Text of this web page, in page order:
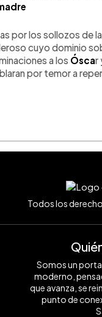
por los sollozos de
cuyo dominio
a los Óscar
por temor a
Todos los
Somos un
moderno,
que avanza, se
punto de